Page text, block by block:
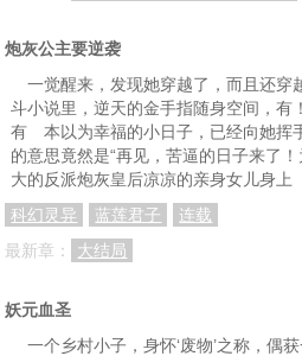
炮灰公主要逆袭
一觉醒来，发现她穿越了，而且还穿
斗小说里，逆天的金手指随身空间，有
有 本以为幸福的小日子，已经向她挥
的意思竟然是“再见，苦逼的日子来了
大的反派炮灰皇后凉凉的亲身女儿身
科幻灵异
蓝莲君子
连载
最新章：
大结局
妖元血圣
一个乡村小子，身怀‘废物’之称，偶